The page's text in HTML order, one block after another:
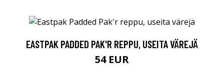
EASTPAK PADDED PAK'R REPPU, USEITA VÄREJÄ
54 EUR